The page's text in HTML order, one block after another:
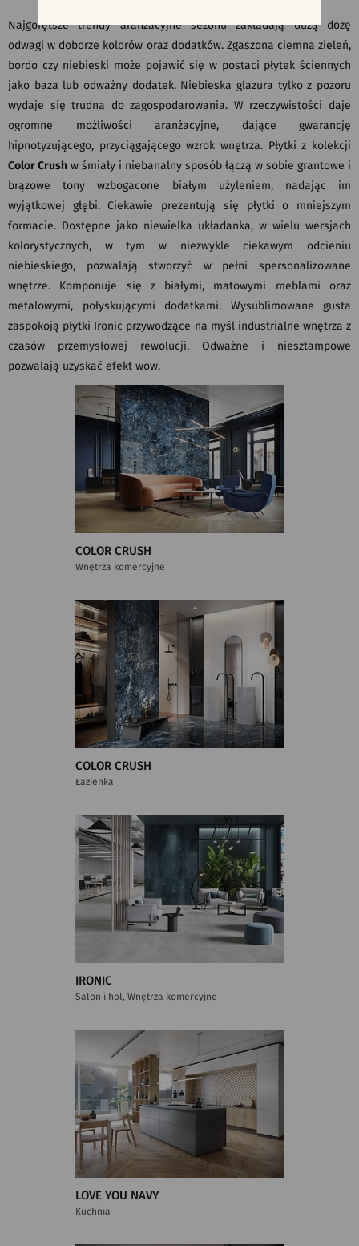
Najgorętsze trendy aranżacyjne sezonu zakładają dużą dozę
odwagi w doborze kolorów oraz dodatków. Zgaszona ciemna zieleń,
bordo czy niebieski może pojawić się w postaci płytek ściennych
jako baza lub odważny dodatek. Niebieska glazura tylko z pozoru
wydaje się trudna do zagospodarowania. W rzeczywistości daje
ogromne możliwości aranżacyjne, dające gwarancję
hipnotyzującego, przyciągającego wzrok wnętrza. Płytki z kolekcji
Color Crush w śmiały i niebanalny sposób łączą w sobie grantowe i
brązowe tony wzbogacone białym użyleniem, nadając im
wyjątkowej głębi. Ciekawie prezentują się płytki o mniejszym
formacie. Dostępne jako niewielka układanka, w wielu wersjach
kolorystycznych, w tym w niezwykle ciekawym odcieniu
niebieskiego, pozwalają stworzyć w pełni spersonalizowane
wnętrze. Komponuje się z białymi, matowymi meblami oraz
metalowymi, połyskującymi dodatkami. Wysublimowane gusta
zaspokoją płytki Ironic przywodzące na myśl industrialne wnętrza z
czasów przemysłowej rewolucji. Odważne i niesztampowe
pozwalają uzyskać efekt wow.
COLOR CRUSH
Wnętrza komercyjne
COLOR CRUSH
Łazienka
IRONIC
Salon i hol, Wnętrza komercyjne
LOVE YOU NAVY
Kuchnia